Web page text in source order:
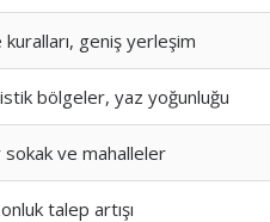
kuralları, geniş yerleşim
bölgeler, yaz yoğunluğu
sokak ve mahalleler
talep artışı